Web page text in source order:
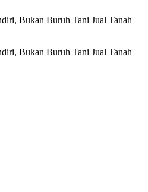
Bukan Buruh Tani Jual Tanah
Bukan Buruh Tani Jual Tanah